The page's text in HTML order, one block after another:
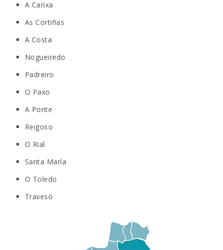
A Carixa
As Cortiñas
A Costa
Nogueiredo
Padreiro
O Paxo
A Ponte
Reigoso
O Rial
Santa María
O Toledo
Traveso